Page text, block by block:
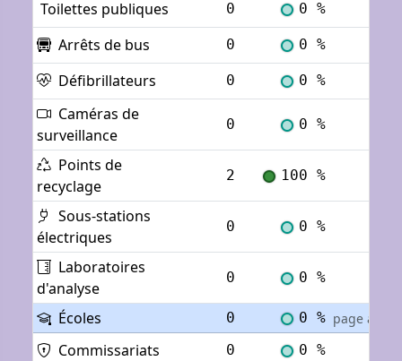
Toilettes publiques 0 0 %
Arrêts de bus 0 0 %
Défibrillateurs 0 0 %
Caméras de
surveillance
0 0 %
Points de
recyclage
2 100 %
Sous-stations
électriques
0 0 %
Laboratoires
d'analyse
0 0 %
Écoles 0 0 % page
Commissariats 0 0 %